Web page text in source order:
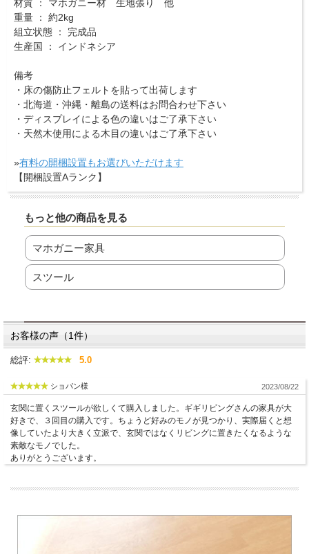
材質 ： マホガニー材 生地張り 他
重量 ： 約2kg
組立状態 ： 完成品
生産国 ： インドネシア
備考
・床の傷防止フェルトを貼って出荷します
・北海道・沖縄・離島の送料はお問合わせ下さい
・ディスプレイによる色の違いはご了承下さい
・天然木使用による木目の違いはご了承下さい
»有料の開梱設置もお選びいただけます
【開梱設置Aランク】
もっと他の商品を見る
マホガニー家具
スツール
お客様の声（1件）
総評: 5.0
ショパン様 2023/08/22
玄関に置くスツールが欲しくて購入しました。ギギリビングさんの家具が大
好きで、３回目の購入です。ちょうど好みのモノが見つかり、実際届くと想
像していたより大きく立派で、玄関ではなくリビングに置きたくなるような
素敵なモノでした。
ありがとうございます。